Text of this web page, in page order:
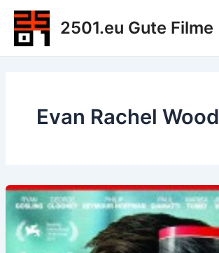
Zum
Inhalt
springen
2501.eu Gute Filme
Evan Rachel Wood